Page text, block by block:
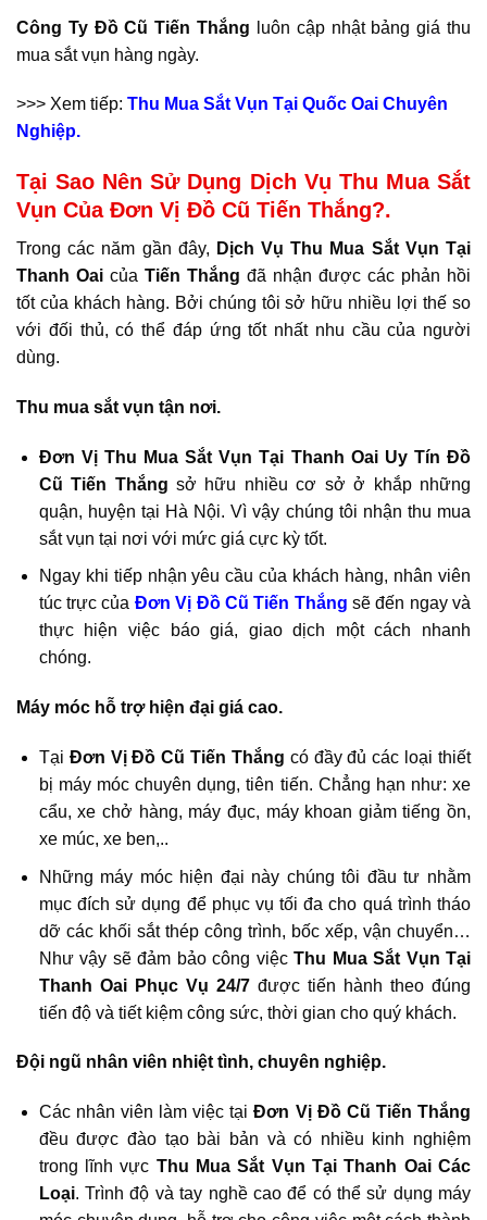
Công Ty Đồ Cũ Tiến Thắng luôn cập nhật bảng giá thu
mua sắt vụn hàng ngày.
>>> Xem tiếp: Thu Mua Sắt Vụn Tại Quốc Oai Chuyên
Nghiệp.
Tại Sao Nên Sử Dụng Dịch Vụ Thu Mua Sắt
Vụn Của Đơn Vị Đồ Cũ Tiến Thắng?.
Trong các năm gần đây, Dịch Vụ Thu Mua Sắt Vụn Tại
Thanh Oai của Tiến Thắng đã nhận được các phản hồi
tốt của khách hàng. Bởi chúng tôi sở hữu nhiều lợi thế so
với đối thủ, có thể đáp ứng tốt nhất nhu cầu của người
dùng.
Thu mua sắt vụn tận nơi.
Đơn Vị Thu Mua Sắt Vụn Tại Thanh OaiUy Tín Đồ
Cũ Tiến Thắng sở hữu nhiều cơ sở ở khắp những
quận, huyện tại Hà Nội. Vì vậy chúng tôi nhận thu mua
sắt vụn tại nơi với mức giá cực kỳ tốt.
Ngay khi tiếp nhận yêu cầu của khách hàng, nhân viên
túc trực của Đơn Vị Đồ Cũ Tiến Thắng sẽ đến ngay và
thực hiện việc báo giá, giao dịch một cách nhanh
chóng.
Máy móc hỗ trợ hiện đại giá cao.
Tại Đơn Vị Đồ Cũ Tiến Thắng có đầy đủ các loại thiết
bị máy móc chuyên dụng, tiên tiến. Chẳng hạn như: xe
cẩu, xe chở hàng, máy đục, máy khoan giảm tiếng ồn,
xe múc, xe ben,..
Những máy móc hiện đại này chúng tôi đầu tư nhằm
mục đích sử dụng để phục vụ tối đa cho quá trình tháo
dỡ các khối sắt thép công trình, bốc xếp, vận chuyển…
Như vậy sẽ đảm bảo công việcThu Mua Sắt Vụn Tại
Thanh OaiPhục Vụ 24/7được tiến hành theo đúng
tiến độ và tiết kiệm công sức, thời gian cho quý khách.
Đội ngũ nhân viên nhiệt tình, chuyên nghiệp.
Các nhân viên làm việc tạiĐơn Vị Đồ Cũ Tiến Thắng
đều được đào tạo bài bản và có nhiều kinh nghiệm
trong lĩnh vực Thu Mua Sắt Vụn Tại Thanh OaiCác
Loại. Trình độ và tay nghề cao để có thể sử dụng máy